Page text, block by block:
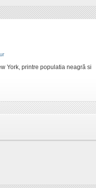
York, printre populatia neagră si